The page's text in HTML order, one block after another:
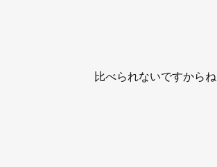
比べられないですからね